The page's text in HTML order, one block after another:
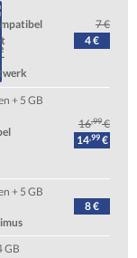
7 €
4 €
+ 5 GB
16,99€
14,99€
+ 5 GB
8 €
GB